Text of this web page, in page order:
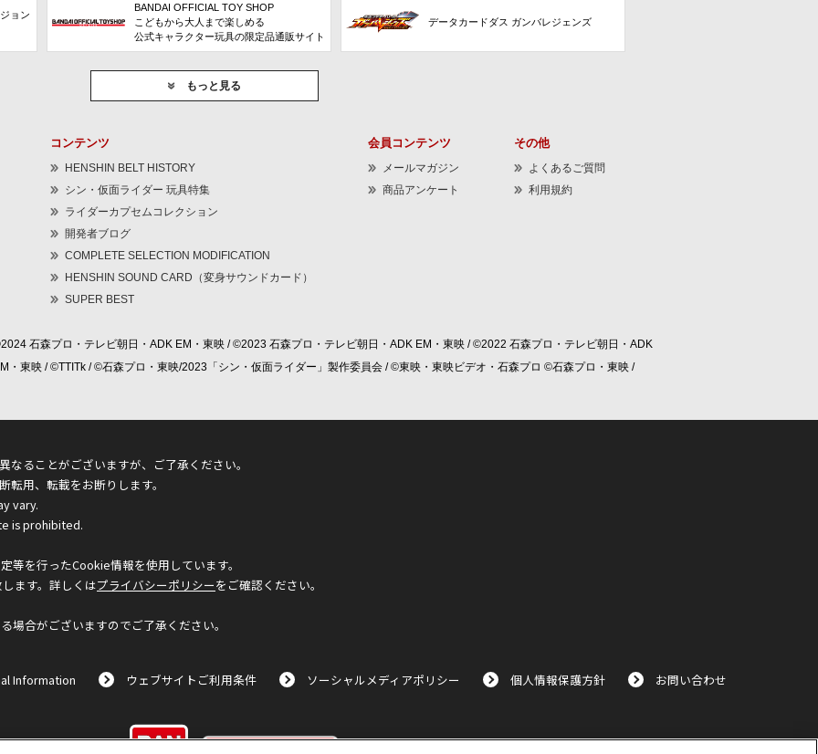
ョン
BANDAI OFFICIAL TOY SHOP
こどもから大人まで楽しめる
公式キャラクター玩具の限定品通販サイト
データカードダス ガンバレジェンズ
もっと見る
コンテンツ
HENSHIN BELT HISTORY
シン・仮面ライダー 玩具特集
ライダーカプセムコレクション
開発者ブログ
COMPLETE SELECTION MODIFICATION
HENSHIN SOUND CARD（変身サウンドカード）
SUPER BEST
会員コンテンツ
メールマガジン
商品アンケート
その他
よくあるご質問
利用規約
石森プロ・テレビ朝日・ADK EM・東映 / ©2023 石森プロ・テレビ朝日・ADK EM・東映 / ©2022 石森プロ・テレビ朝日・ADK
・東映 / ©TTITk / ©石森プロ・東映/2023「シン・仮面ライダー」製作委員会 / ©東映・東映ビデオ・石森プロ ©石森プロ・東映 /
ることがございますが、ご了承ください。
用、転載をお断りします。
vary.
is prohibited.
を行ったCookie情報を使用しています。
ます。詳しくはプライバシーポリシーをご確認ください。
合がございますのでご了承ください。
Information ウェブサイトご利用条件 ソーシャルメディアポリシー 個人情報保護方針 お問い合わせ